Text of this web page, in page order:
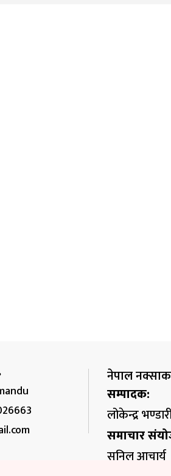
नेपाल
सम्पादक:
लोकेन्द्र
समाचार
सुनिल आचार्य